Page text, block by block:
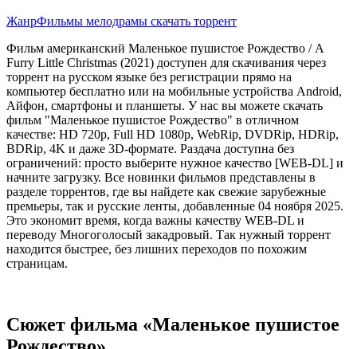
ЖанрФильмы мелодрамы скачать торрент
Фильм американский Маленькое пушистое Рождество / A
Furry Little Christmas (2021) доступен для скачивания через
торрент на русском языке без регистрации прямо на
компьютер бесплатно или на мобильные устройства Android,
Айфон, смартфоны и планшеты. У нас вы можете скачать
фильм "Маленькое пушистое Рождество" в отличном
качестве: HD 720p, Full HD 1080p, WebRip, DVDRip, HDRip,
BDRip, 4K и даже 3D-формате. Раздача доступна без
ограничений: просто выберите нужное качество [WEB-DL] и
начните загрузку. Все новинки фильмов представлены в
разделе торрентов, где вы найдете как свежие зарубежные
премьеры, так и русские ленты, добавленные 04 ноября 2025.
Это экономит время, когда важны качеству WEB-DL и
переводу Многоголосый закадровый. Так нужный торрент
находится быстрее, без лишних переходов по похожим
страницам.
Сюжет фильма «Маленькое пушистое